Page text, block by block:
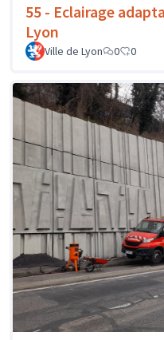
55 - Eclairage
Lyon
Ville de Lyon 0 0